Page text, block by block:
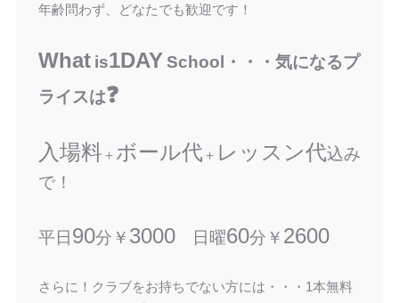
年齢問わず、どなたでも歓迎です！
What is1DAYSchool・・・気になるプ
ライスは❓
入場料 ＋ ボール代 ＋ レッスン代込み
で！
平日 90分￥ 3000日曜60分￥ 2600
さらに！クラブをお持ちでない方には・・・1本無料